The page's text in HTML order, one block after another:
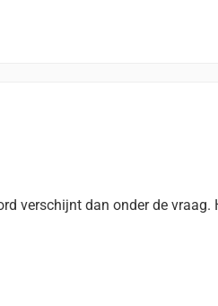
verschijnt dan onder de